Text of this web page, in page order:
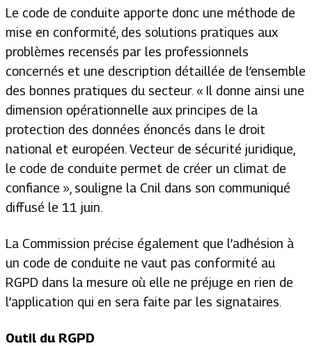
Le code de conduite apporte donc une méthode de
mise en conformité, des solutions pratiques aux
problèmes recensés par les professionnels
concernés et une description détaillée de l’ensemble
des bonnes pratiques du secteur. « Il donne ainsi une
dimension opérationnelle aux principes de la
protection des données énoncés dans le droit
national et européen. Vecteur de sécurité juridique,
le code de conduite permet de créer un climat de
confiance » , souligne la Cnil dans son communiqué
diffusé le 11 juin.
La Commission précise également que l’adhésion à
un code de conduite ne vaut pas conformité au
RGPD dans la mesure où elle ne préjuge en rien de
l’application qui en sera faite par les signataires.
Outil du RGPD